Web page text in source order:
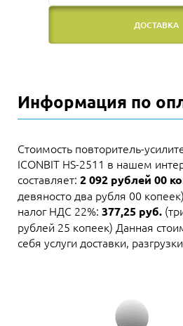
ДОСТАВКА
Информация по
Стоимость повторитель-
ICONBIT HS-2511 в нашем
составляет: 2 092 рублей 00
девяносто два рубля 00
налог НДС 22%: 377,25 руб.
рублей 25 копеек) Данная
себя услуги доставки,